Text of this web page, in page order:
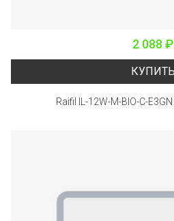
2 088 ₽
КУПИТЬ
Raifil IL-12W-M-BIO-C-